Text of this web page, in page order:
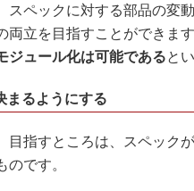
スペックに対する部品の変
立を目指すことができます
ジュール化は可能であると
まるようにする
指すところは、スペック
です。